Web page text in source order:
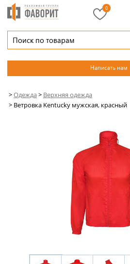
Написать нам
0
>Одежда> Верхняя одежда
> Ветровка Kentucky мужская, красный